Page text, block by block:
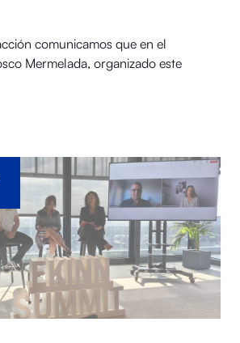
comunicamos que en el
Mermelada, organizado este